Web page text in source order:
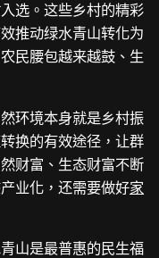
选。这些乡村的精彩
推动绿水青山转化为
民腰包越来越鼓、生
环境本身就是乡村振
换的有效途径，让群
财富、生态财富不断
业化，还需要做好家
山是最普惠的民生福